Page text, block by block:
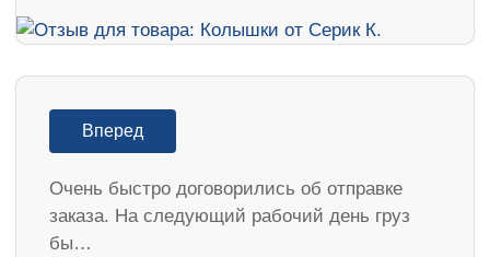
Вперед
Очень быстро договорились об отправке
заказа. На следующий рабочий день груз
бы…